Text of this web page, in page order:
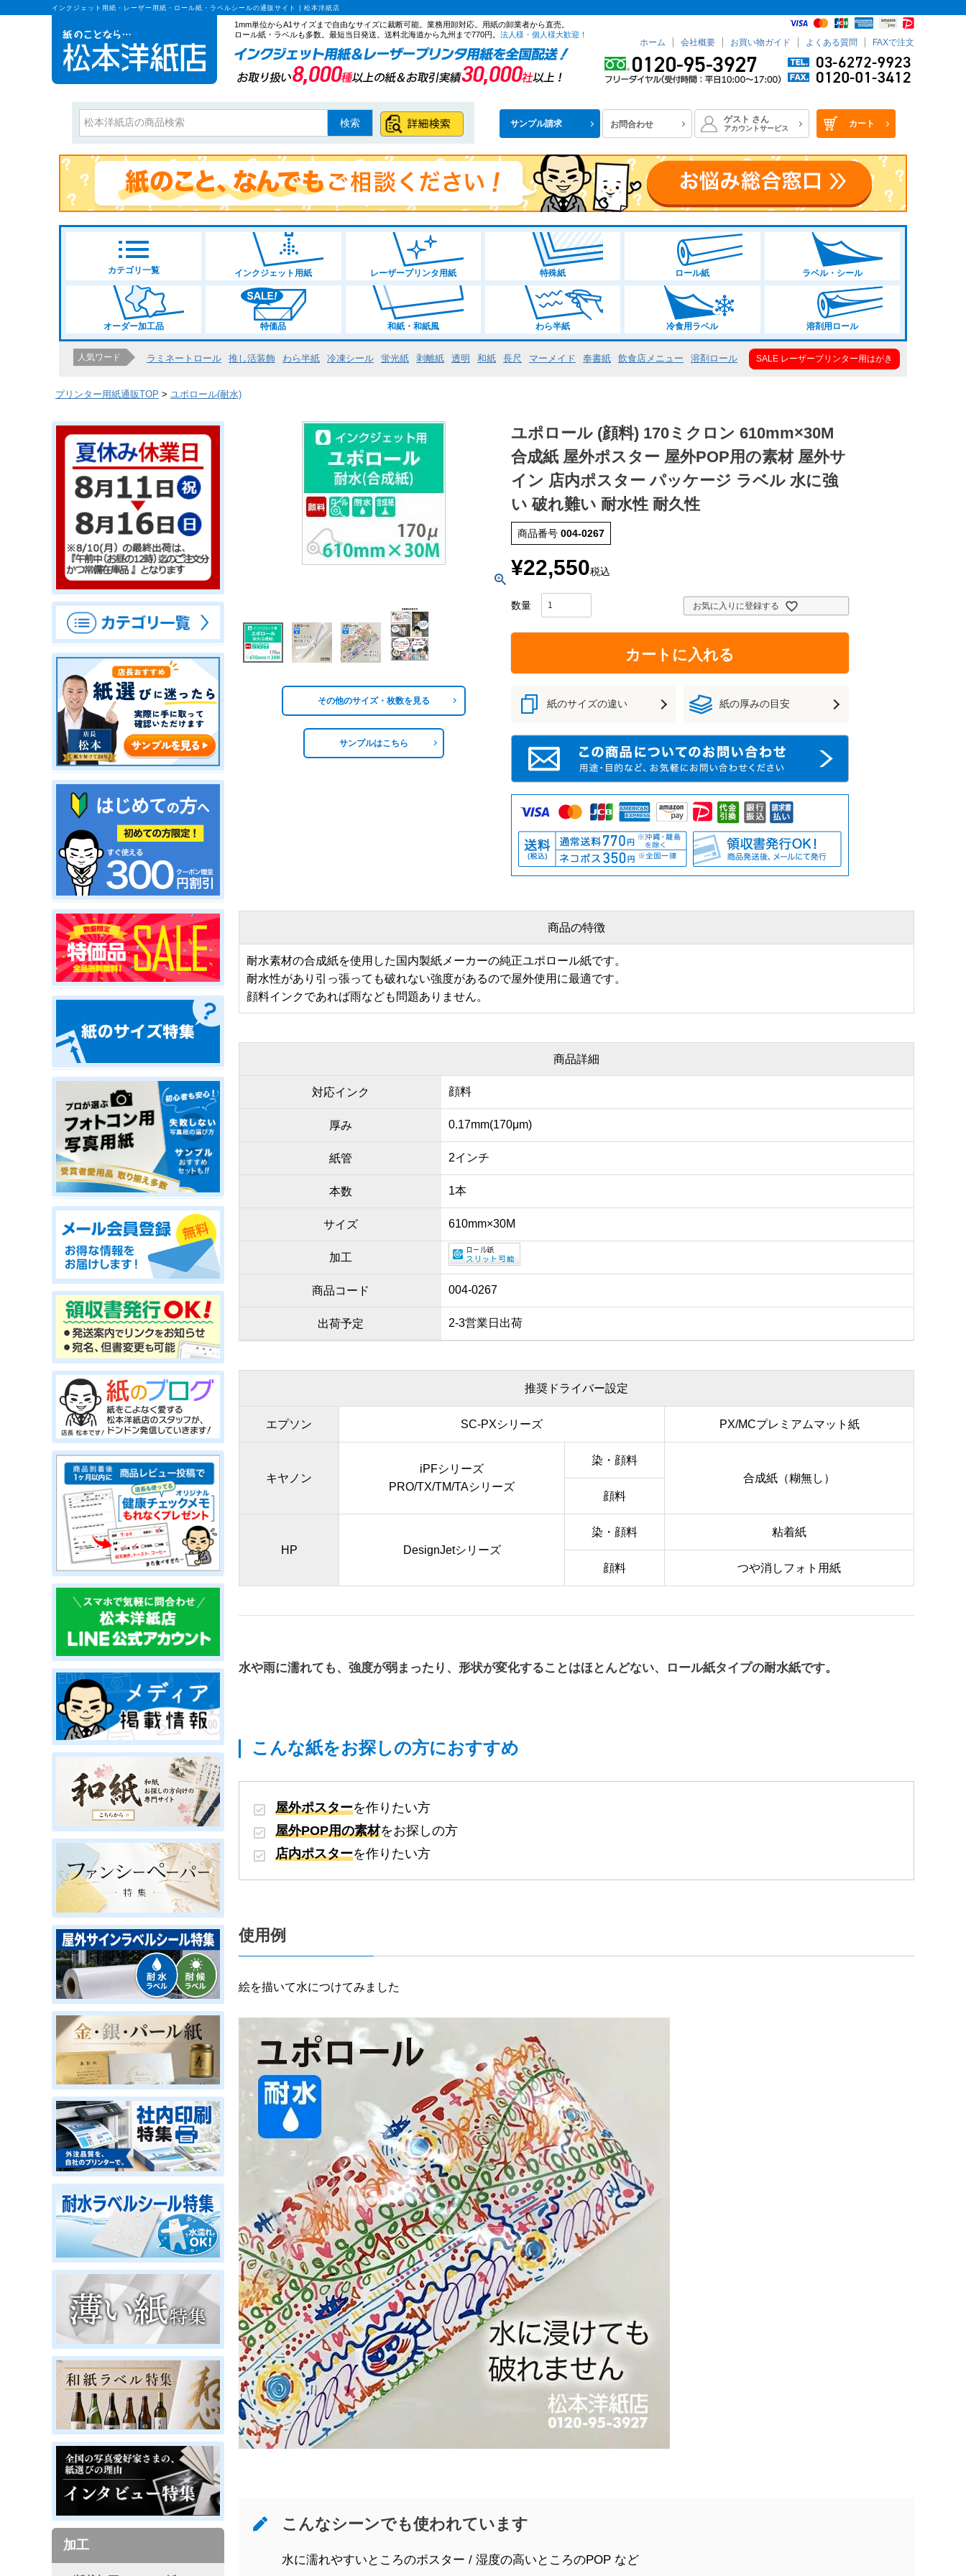
インクジェット用紙・レーザー用紙・ロール紙・ラベルシールの通販サイト | 松本洋紙店
1mm単位からA1サイズまで自由なサイズに裁断可能。業務用卸対応。用紙の卸業者から直売。
ロール紙・ラベルも多数。最短当日発送。送料北海道から九州まで770円。 法人様・個人様大歓迎！
ホーム 会社概要 お買い物ガイド よくある質問 FAXで注文
サンプル請求 お問合わせ ゲスト さん
アカウントサービス カート
検索
カテゴリ一覧 インクジェット用紙 レーザープリンタ用紙 特殊紙 ロール紙 ラベル・シール
オーダー加工品 特価品 和紙・和紙風 わら半紙 冷食用ラベル 溶剤用ロール
人気ワード ラミネートロール 推し活装飾 わら半紙 冷凍シール 蛍光紙 剥離紙 透明 和紙 長尺 マーメイド 奉書紙 飲食店メニュー 溶剤ロール SALE レーザープリンター用はがき
プリンター用紙通販TOP ユポロール(耐水)
加工
その他のサイズ・枚数を見る
サンプルはこちら
ユポロール (顔料) 170ミクロン 610mm×30M
合成紙 屋外ポスター 屋外POP用の素材 屋外サ
イン 店内ポスター パッケージ ラベル 水に強
い 破れ難い 耐水性 耐久性
商品番号 004-0267
¥22,550税込
お気に入りに登録する
カートに入れる
紙のサイズの違い 紙の厚みの目安
商品の特徴
耐水素材の合成紙を使用した国内製紙メーカーの純正ユポロール紙です。
耐水性があり引っ張っても破れない強度があるので屋外使用に最適です。
顔料インクであれば雨なども問題ありません。
商品詳細
対応インク 顔料
厚み 0.17mm(170μm)
紙管 2インチ
本数 1本
サイズ 610mm×30M
加工
商品コード 004-0267
出荷予定 2-3営業日出荷
推奨ドライバー設定
エプソン SC-PXシリーズ PX/MCプレミアムマット紙
キヤノン
iPFシリーズ
PRO/TX/TM/TAシリーズ
染・顔料
合成紙（糊無し）
顔料
HP DesignJetシリーズ
染・顔料 粘着紙
顔料 つや消しフォト用紙
水や雨に濡れても、強度が弱まったり、形状が変化することはほとんどない、ロール紙タイプの耐水紙です。
こんな紙をお探しの方におすすめ
屋外ポスターを作りたい方
屋外POP用の素材をお探しの方
店内ポスターを作りたい方
使用例
絵を描いて水につけてみました
こんなシーンでも使われています
水に濡れやすいところのポスター / 湿度の高いところのPOP など